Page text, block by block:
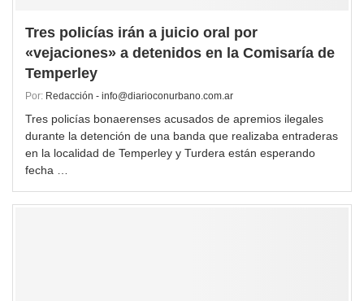
Tres policías irán a juicio oral por
«vejaciones» a detenidos en la Comisaría de
Temperley
Por: Redacción - info@diarioconurbano.com.ar
Tres policías bonaerenses acusados de apremios ilegales
durante la detención de una banda que realizaba entraderas
en la localidad de Temperley y Turdera están esperando
fecha …